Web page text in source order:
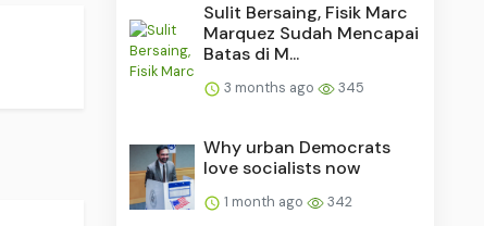
Sulit Bersaing, Fisik Marc
Marquez Sudah Mencapai
Batas di M...
3 months ago 345
Why urban Democrats
love socialists now
1 month ago 342